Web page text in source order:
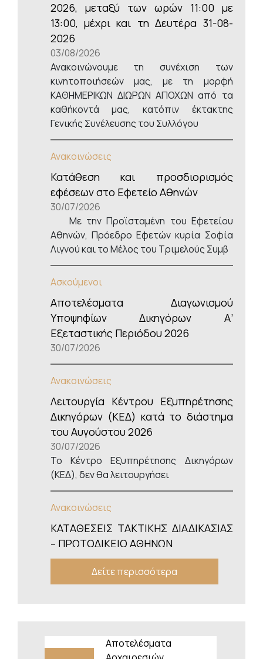
2026, μεταξύ των ωρών 11:00 με
13:00, μέχρι και τη Δευτέρα 31-08-
2026
03/08/2026
Ανακοινώνουμε τη συνέχιση των
κινητοποιήσεών μας, με τη μορφή
ΚΑΘΗΜΕΡΙΚΩΝ ΔΙΩΡΩΝ ΑΠΟΧΩΝ από τα
καθήκοντά μας, κατόπιν έκτακτης
Γενικής Συνέλευσης του Συλλόγου
Ανακοινώσεις
Κατάθεση και προσδιορισμός
εφέσεων στο Εφετείο Αθηνών
30/07/2026
Με την Προϊσταμένη του Εφετείου
Αθηνών, Πρόεδρο Εφετών κυρία Σοφία
Λιγνού και το Μέλος του Τριμελούς Συμβ
Ασκούμενοι
Αποτελέσματα Διαγωνισμού
Υποψηφίων Δικηγόρων Α’
Εξεταστικής Περιόδου 2026
30/07/2026
Ανακοινώσεις
Λειτουργία Κέντρου Εξυπηρέτησης
Δικηγόρων (ΚΕΔ) κατά το διάστημα
του Αυγούστου 2026
30/07/2026
Το Κέντρο Εξυπηρέτησης Δικηγόρων
(ΚΕΔ), δεν θα λειτουργήσει
Ανακοινώσεις
ΚΑΤΑΘΕΣΕΙΣ ΤΑΚΤΙΚΗΣ ΔΙΑΔΙΚΑΣΙΑΣ
– ΠΡΩΤΟΔΙΚΕΙΟ ΑΘΗΝΩΝ
29/07/2026
Εξαιτίας αφενός μεν της έλλειψης
προσωπικού (λόγω αδειών
κτιρίου 2, Δικαστήρια Ευελπίδων)
Δείτε περισσότερα
Αποτελέσματα